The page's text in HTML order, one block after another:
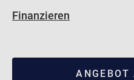
Finanzieren
ANGEBOT